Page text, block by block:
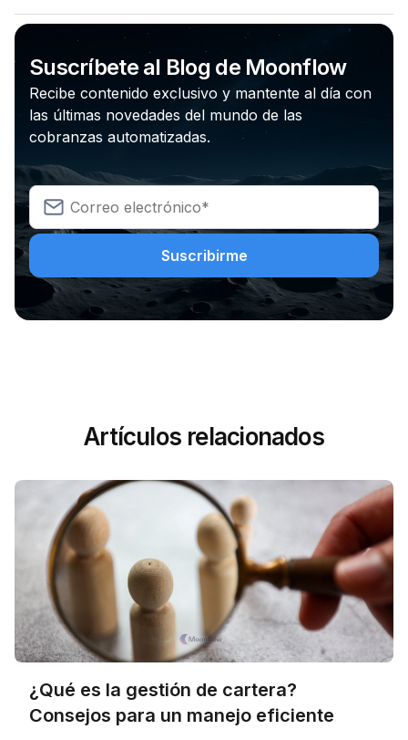
Suscríbete al Blog de Moonflow
Recibe contenido exclusivo y mantente al día con
las últimas novedades del mundo de las
cobranzas automatizadas.
Artículos relacionados
¿Qué es la gestión de cartera?
Consejos para un manejo eficiente